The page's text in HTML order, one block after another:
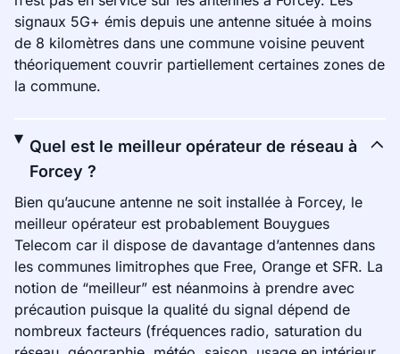
signaux 5G+ émis depuis une antenne située à moins
de 8 kilomètres dans une commune voisine peuvent
théoriquement couvrir partiellement certaines zones de
la commune.
Quel est le meilleur opérateur de réseau à
Forcey ?
Bien qu’aucune antenne ne soit installée à Forcey, le
meilleur opérateur est probablement Bouygues
Telecom car il dispose de davantage d’antennes dans
les communes limitrophes que Free, Orange et SFR. La
notion de “meilleur” est néanmoins à prendre avec
précaution puisque la qualité du signal dépend de
nombreux facteurs (fréquences radio, saturation du